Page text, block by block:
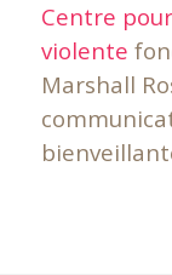
Centre
violente
Marshall